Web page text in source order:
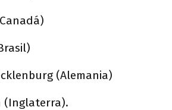
(Alemania)
(Inglaterra).